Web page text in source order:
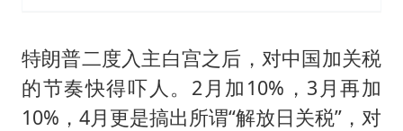
特朗普二度入主白宫之后，对中国加关税
的节奏快得吓人。2月加10%，3月再加
10%，4月更是搞出所谓“解放日关税”，对